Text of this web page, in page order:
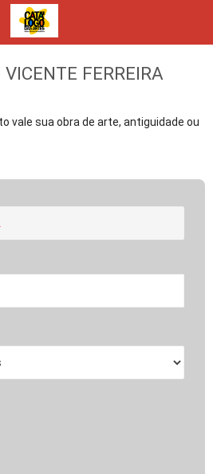
FERREIRA
vale sua obra de arte, antiguidade ou